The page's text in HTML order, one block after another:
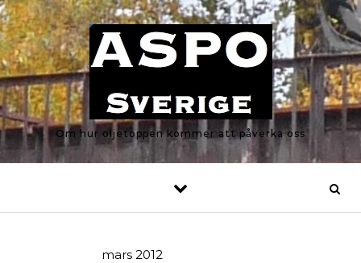
Skip to content
Om hur oljetoppen kommer att påverka oss
mars 2012